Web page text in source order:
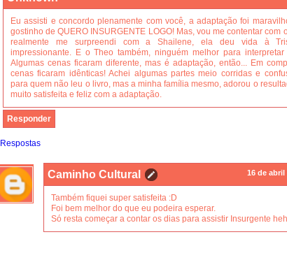
Eu assisti e concordo plenamente com você, a adaptação foi
gostinho de QUERO INSURGENTE LOGO! Mas, vou me contentar com
realmente me surpreendi com a Shailene, ela deu vida à
impressionante. E o Theo também, ninguém melhor para interpretar
Algumas cenas ficaram diferente, mas é adaptação, então... Em
cenas ficaram idênticas! Achei algumas partes meio corridas e
para quem não leu o livro, mas a minha família mesmo, adorou o
muito satisfeita e feliz com a adaptação.
Responder
Respostas
Caminho Cultural 16 de abril
Também fiquei super satisfeita :D
Foi bem melhor do que eu podeira esperar.
Só resta começar a contar os dias para assistir Insurgente